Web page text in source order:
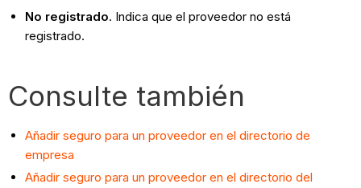
No registrado. Indica que el proveedor no está
registrado.
Consulte también
Añadir seguro para un proveedor en el directorio de
empresa
Añadir seguro para un proveedor en el directorio del